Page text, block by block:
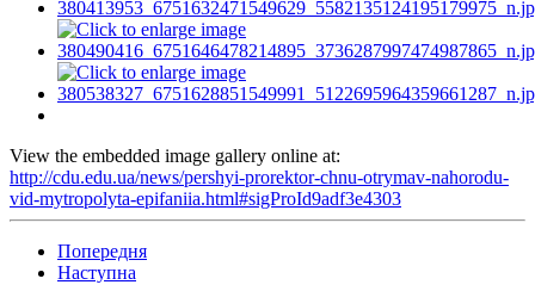
View the embedded image gallery online at:
http://cdu.edu.ua/news/pershyi-prorektor-chnu-otrymav-nahorodu-
vid-mytropolyta-epifaniia.html#sigProId9adf3e4303
Попередня
Наступна